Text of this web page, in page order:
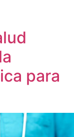
para